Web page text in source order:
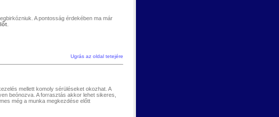
A pontosság érdekében ma már
Ugrás az oldal tetejére
mellett komoly sérüléseket okozhat. A
beónozva. A forrasztás akkor lehet sikeres,
még a munka megkezdése előtt